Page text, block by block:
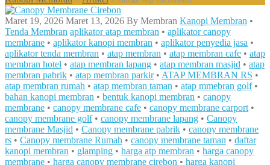
Maret 19, 2026 Maret 13, 2026 By Membran Kanopi Membran •
Tenda Membran aplikator atap membran • aplikator canopy
membrane • aplikator kanopi membran • aplikator penyedia jasa •
aplikator tenda membran • atap membran • atap membran cafe • atap
membran hotel • atap membran lapang • atap membran masjid • atap
membran pabrik • atap membran parkir• ATAP MEMBRAN RS •
atap membran rumah • atap membran taman • atap mmebran golf•
bahan kanopi membran • bentuk kanopi membran • canopy
membrane • canopy membrane cafe • canopy membrane carport •
canopy membrane golf• canopy membrane lapang • Canopy
membrane Masjid • Canopy membrane pabrik • canopy membrane
rs • Canopy membrane Rumah • canopy membrane taman • daftar
kanopi membran • glamping • harga atp membran • harga canopy
membrane • harga canopy membrane cirebon • harga kanopi